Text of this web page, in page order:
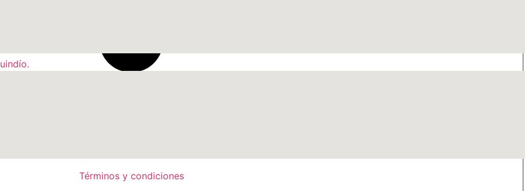
Términos y condiciones